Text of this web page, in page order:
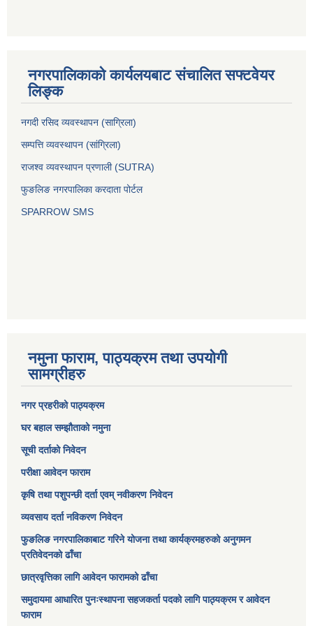
नगरपालिकाको कार्यलयबाट संचालित सफ्टवेयर
लिङ्क
नगदी रसिद व्यवस्थापन (साग्रिला)
सम्पत्ति व्यवस्थापन (सांग्रिला)
राजश्व व्यवस्थापन प्रणाली (SUTRA)
फुङलिङ नगरपालिका करदाता पोर्टल
SPARROW SMS
नमुना फाराम, पाठ्यक्रम तथा उपयोगी
सामग्रीहरु
नगर प्रहरीको पाठ्यक्रम
घर बहाल सम्झौताको नमुना
सूची दर्ताको निवेदन
परीक्षा आवेदन फाराम
कृषि तथा पशुपन्छी दर्ता एवम् नवीकरण निवेदन
व्यवसाय दर्ता नविकरण निवेदन
फुङलिङ नगरपालिकाबाट गरिने योजना तथा कार्यक्रमहरुको अनुगमन
प्रतिवेदनको ढाँचा
छात्रवृत्तिका लागि आवेदन फारामको ढाँचा
समुदायमा आधारित पुनःस्थापना सहजकर्ता पदको लागि पाठ्यक्रम र आवेदन
फाराम